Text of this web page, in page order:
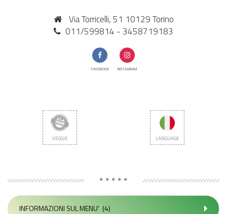
Via Torricelli, 51 10129 Torino
011/599814 - 3458719183
FACEBOOK INSTAGRAM
VEGGIE LANGUAGE
* * * * *
INFORMAZIONI SUL MENU' (4)